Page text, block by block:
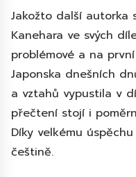
Jakožto další autorka
Kanehara ve svých
problémové a na
Japonska dnešních
a vztahů vypustila v
přečtení stojí i
Díky velkému
češtině.